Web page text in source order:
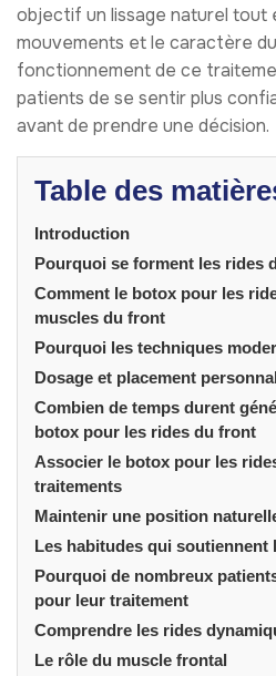
objectif un lissage naturel tout
mouvements et le caractère
fonctionnement de ce
patients de se sentir plus
avant de prendre une décision.
Table des
Introduction
Pourquoi se forment les rides
Comment le botox pour les
muscles du front
Pourquoi les techniques
Dosage et placement
Combien de temps durent
botox pour les rides du front
Associer le botox pour les
traitements
Maintenir une position
Les habitudes qui soutiennent
Pourquoi de nombreux
pour leur traitement
Comprendre les rides
Le rôle du muscle frontal